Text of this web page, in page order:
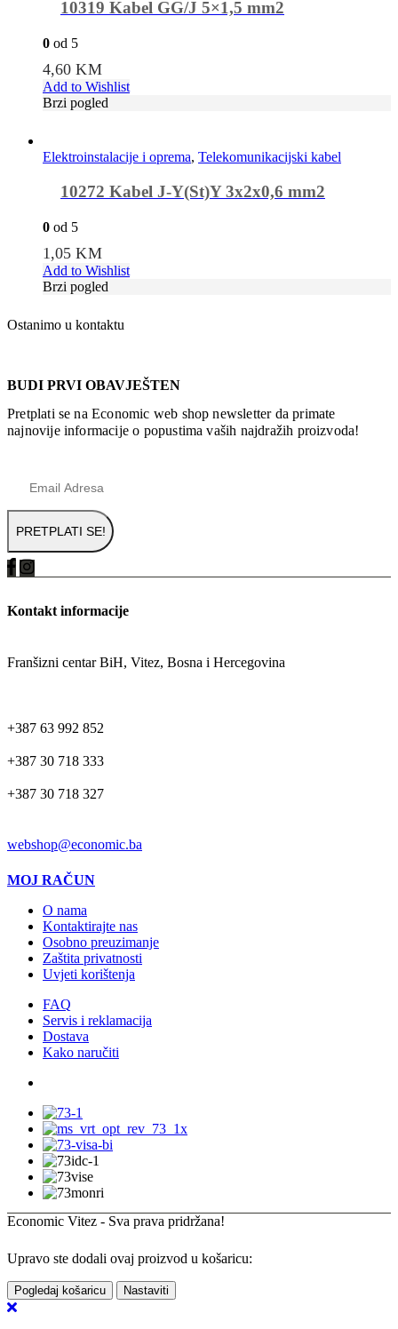
10319 Kabel GG/J 5×1,5 mm2
0 od 5
4,60KM
Add to Wishlist
Brzi pogled
Elektroinstalacije i oprema, Telekomunikacijski kabel
10272 Kabel J-Y(St)Y 3x2x0,6 mm2
0 od 5
1,05KM
Add to Wishlist
Brzi pogled
Ostanimo u kontaktu
BUDI PRVI OBAVJEŠTEN
Pretplati se na Economic web shop newsletter da primate
najnovije informacije o popustima vaših najdražih proizvoda!
Kontakt informacije
Franšizni centar BiH, Vitez, Bosna i Hercegovina
+387 63 992 852
+387 30 718 333
+387 30 718 327
webshop@economic.ba
MOJ RAČUN
O nama
Kontaktirajte nas
Osobno preuzimanje
Zaštita privatnosti
Uvjeti korištenja
FAQ
Servis i reklamacija
Dostava
Kako naručiti
Economic Vitez - Sva prava pridržana!
Upravo ste dodali ovaj proizvod u košaricu:
Pogledaj košaricu Nastaviti